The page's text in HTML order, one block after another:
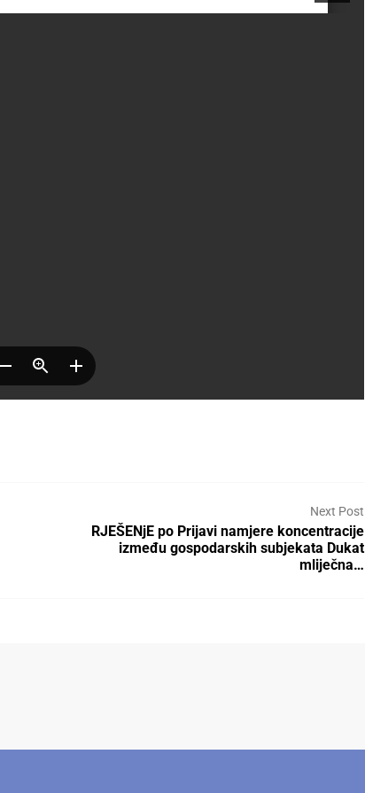
Next Post
RJEŠENjE po Prijavi namjere koncentracije
između gospodarskih subjekata Dukat
mliječna…